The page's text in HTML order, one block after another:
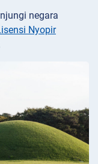
negara
Nyopir